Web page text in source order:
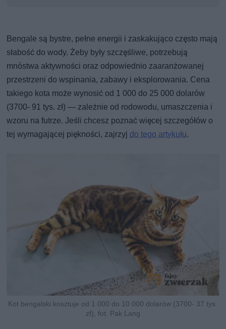
Bengale są bystre, pełne energii i zaskakująco często mają
słabość do wody. Żeby były szczęśliwe, potrzebują
mnóstwa aktywności oraz odpowiednio zaaranżowanej
przestrzeni do wspinania, zabawy i eksplorowania. Cena
takiego kota może wynosić od 1 000 do 25 000 dolarów
(3700- 91 tys. zł) — zależnie od rodowodu, umaszczenia i
wzoru na futrze. Jeśli chcesz poznać więcej szczegółów o
tej wymagającej piękności, zajrzyj do tego artykułu.
Kot bengalski kosztuje od 1 000 do 10 000 dolarów (3700- 37 tys.
zł), fot. Pak Lang